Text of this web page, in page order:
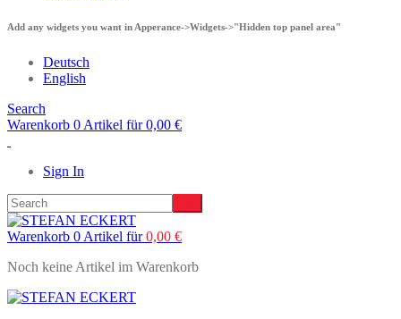
Add any widgets you want in Apperance->Widgets->"Hidden top panel area"
Deutsch
English
Search
Warenkorb 0 Artikel für0,00 €
Sign In
Warenkorb 0 Artikel für0,00 €
Noch keine Artikel im Warenkorb